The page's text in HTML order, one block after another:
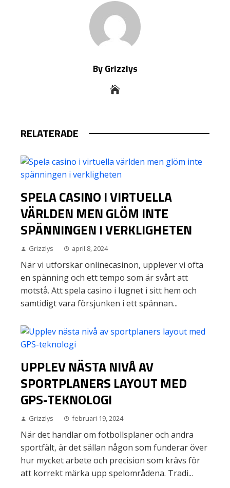
By Grizzlys
RELATERADE
SPELA CASINO I VIRTUELLA
VÄRLDEN MEN GLÖM INTE
SPÄNNINGEN I VERKLIGHETEN
Grizzlys april 8, 2024
När vi utforskar onlinecasinon, upplever vi ofta
en spänning och ett tempo som är svårt att
motstå. Att spela casino i lugnet i sitt hem och
samtidigt vara försjunken i ett spännan...
UPPLEV NÄSTA NIVÅ AV
SPORTPLANERS LAYOUT MED
GPS-TEKNOLOGI
Grizzlys februari 19, 2024
När det handlar om fotbollsplaner och andra
sportfält, är det sällan någon som funderar över
hur mycket arbete och precision som krävs för
att korrekt märka upp spelområdena. Tradi...